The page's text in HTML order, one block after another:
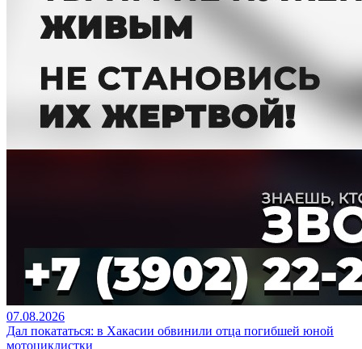
07.08.2026
Дал покататься: в Хакасии обвинили отца погибшей юной
мотоциклистки